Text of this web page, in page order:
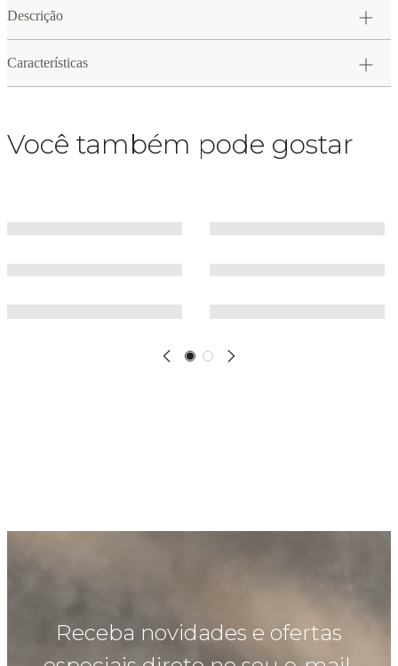
Descrição
Características
Você também pode gostar
Receba novidades e ofertas